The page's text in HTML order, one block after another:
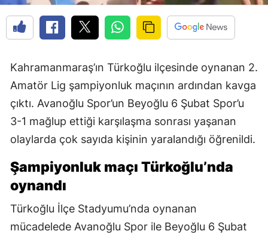
Kahramanmaraş’ın Türkoğlu ilçesinde oynanan 2.
Amatör Lig şampiyonluk maçının ardından kavga
çıktı. Avanoğlu Spor’un Beyoğlu 6 Şubat Spor’u
3-1 mağlup ettiği karşılaşma sonrası yaşanan
olaylarda çok sayıda kişinin yaralandığı öğrenildi.
Şampiyonluk maçı Türkoğlu’nda
oynandı
Türkoğlu İlçe Stadyumu’nda oynanan
mücadelede Avanoğlu Spor ile Beyoğlu 6 Şubat